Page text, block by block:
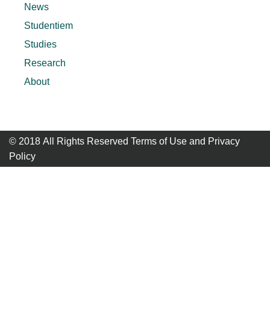
News
Studentiem
Studies
Research
About
© 2018 All Rights Reserved Terms of Use and Privacy
Policy